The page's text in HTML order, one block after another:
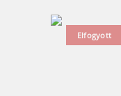
Elfogyott